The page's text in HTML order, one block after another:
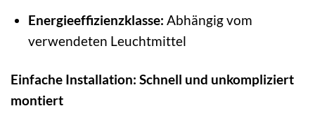
Energieeffizienzklasse: Abhängig vom
verwendeten Leuchtmittel
Einfache Installation: Schnell und unkompliziert
montiert